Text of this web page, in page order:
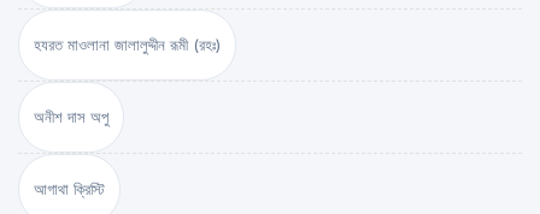
হযরত মাওলানা জালালুদ্দীন রূমী (রহঃ)
অনীশ দাস অপু
আগাথা ক্রিস্টি